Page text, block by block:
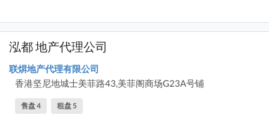
泓都 地产代理公司
联焺地产代理有限公司
香港坚尼地城士美菲路43,美菲阁商场G23A号铺
售盘 4 租盘 5